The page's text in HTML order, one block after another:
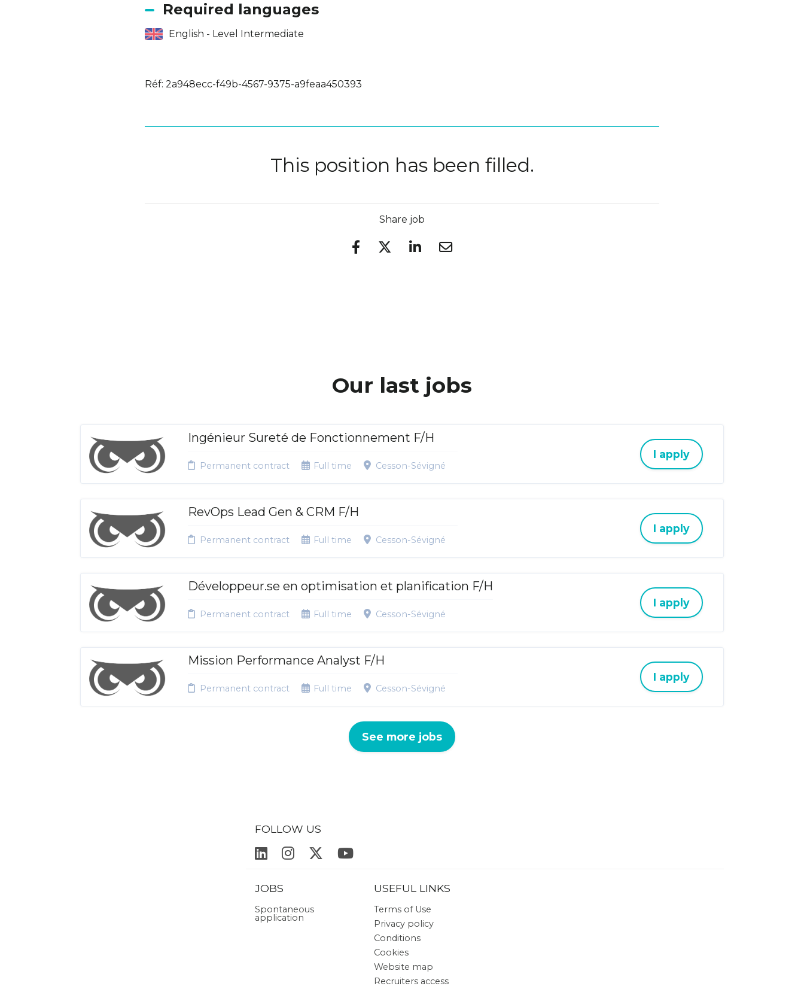
Required languages
English - Level Intermediate
Réf: 2a948ecc-f49b-4567-9375-a9feaa450393
This position has been filled.
Share job
Our last jobs
Ingénieur Sureté de Fonctionnement F/H
Permanent contract Full time Cesson-Sévigné
I apply
RevOps Lead Gen & CRM F/H
Permanent contract Full time Cesson-Sévigné
I apply
Développeur.se en optimisation et planification F/H
Permanent contract Full time Cesson-Sévigné
I apply
Mission Performance Analyst F/H
Permanent contract Full time Cesson-Sévigné
I apply
See more jobs
FOLLOW US
JOBS
Spontaneous
application
USEFUL LINKS
Terms of Use
Privacy policy
Conditions
Cookies
Website map
Recruiters access